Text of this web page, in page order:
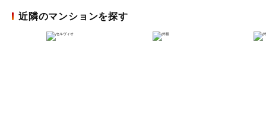
近隣のマンションを探す